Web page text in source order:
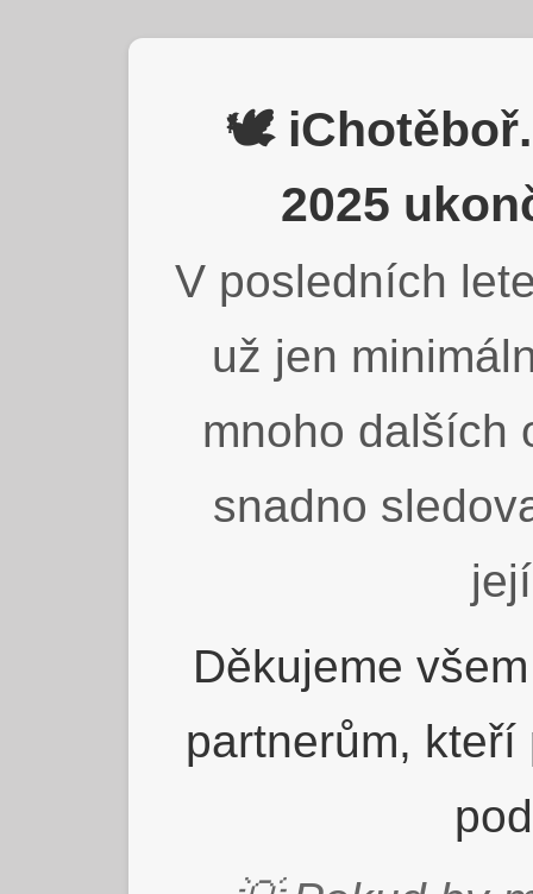
🕊️
2025
V posledních
už jen
mnoho dalších
snadno
Děkujeme
partnerům,